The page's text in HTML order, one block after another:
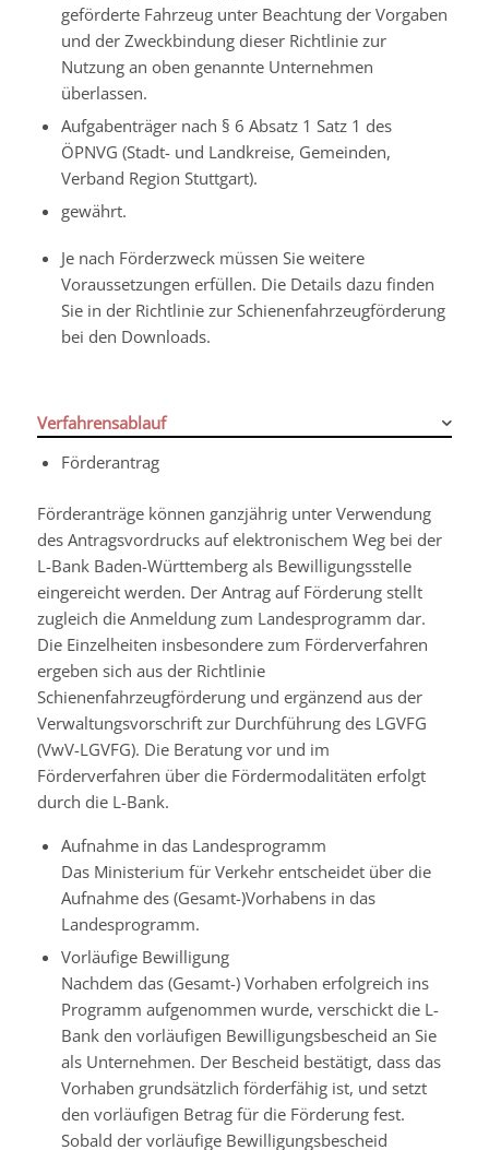
geförderte Fahrzeug unter Beachtung der Vorgaben
und der Zweckbindung dieser Richtlinie zur
Nutzung an oben genannte Unternehmen
überlassen.
Aufgabenträger nach § 6 Absatz 1 Satz 1 des
ÖPNVG (Stadt- und Landkreise, Gemeinden,
Verband Region Stuttgart).
gewährt.
Je nach Förderzweck müssen Sie weitere
Voraussetzungen erfüllen. Die Details dazu finden
Sie in der Richtlinie zur Schienenfahrzeugförderung
bei den Downloads.
Verfahrensablauf
Förderantrag
Förderanträge können ganzjährig unter Verwendung
des Antragsvordrucks auf elektronischem Weg bei der
L-Bank Baden-Württemberg als Bewilligungsstelle
eingereicht werden. Der Antrag auf Förderung stellt
zugleich die Anmeldung zum Landesprogramm dar.
Die Einzelheiten insbesondere zum Förderverfahren
ergeben sich aus der Richtlinie
Schienenfahrzeugförderung und ergänzend aus der
Verwaltungsvorschrift zur Durchführung des LGVFG
(VwV-LGVFG). Die Beratung vor und im
Förderverfahren über die Fördermodalitäten erfolgt
durch die L-Bank.
Aufnahme in das Landesprogramm
Das Ministerium für Verkehr entscheidet über die
Aufnahme des (Gesamt-)Vorhabens in das
Landesprogramm.
Vorläufige Bewilligung
Nachdem das (Gesamt-) Vorhaben erfolgreich ins
Programm aufgenommen wurde, verschickt die L-
Bank den vorläufigen Bewilligungsbescheid an Sie
als Unternehmen. Der Bescheid bestätigt, dass das
Vorhaben grundsätzlich förderfähig ist, und setzt
den vorläufigen Betrag für die Förderung fest.
Sobald der vorläufige Bewilligungsbescheid